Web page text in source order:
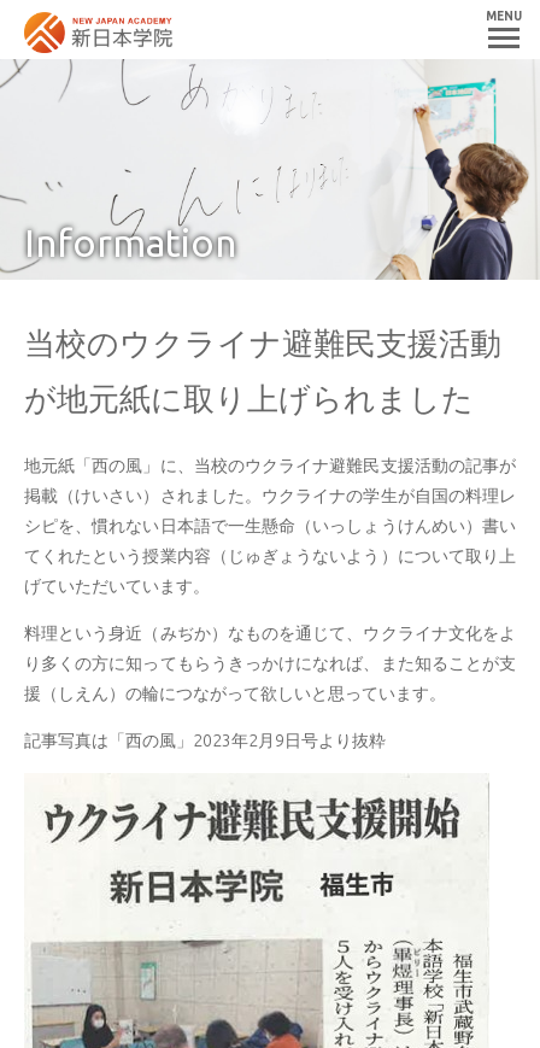
MENU
Information
当校のウクライナ避難民支援活動
が地元紙に取り上げられました
地元紙「西の風」に、当校のウクライナ避難民支援活動の記事が
掲載（けいさい）されました。ウクライナの学生が自国の料理レ
シピを、慣れない日本語で一生懸命（いっしょうけんめい）書い
てくれたという授業内容（じゅぎょうないよう）について取り上
げていただいています。
料理という身近（みぢか）なものを通じて、ウクライナ文化をよ
り多くの方に知ってもらうきっかけになれば、また知ることが支
援（しえん）の輪につながって欲しいと思っています。
記事写真は「西の風」2023年2月9日号より抜粋